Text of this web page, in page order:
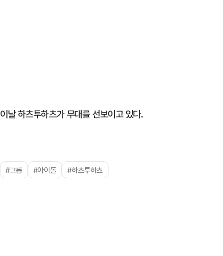
이날 하츠투하츠가 무대를 선보이고 있다.
#그룹 #아이돌 #하츠투하츠